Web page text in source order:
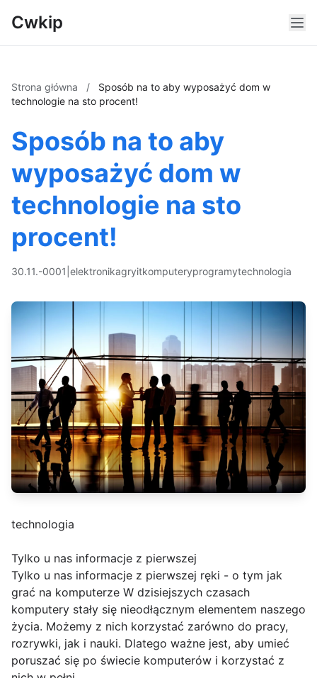
Cwkip
Strona główna /
Sposób na to aby wyposażyć dom w
technologie na sto procent!
Sposób na to aby
wyposażyć dom w
technologie na sto
procent!
30.11.-0001 elektronikagryitkomputeryprogramytechnologia
technologia
Tylko u nas informacje z pierwszej
Tylko u nas informacje z pierwszej ręki - o tym jak
grać na komputerze W dzisiejszych czasach
komputery stały się nieodłącznym elementem naszego
życia. Możemy z nich korzystać zarówno do pracy,
rozrywki, jak i nauki. Dlatego ważne jest, aby umieć
poruszać się po świecie komputerów i korzystać z